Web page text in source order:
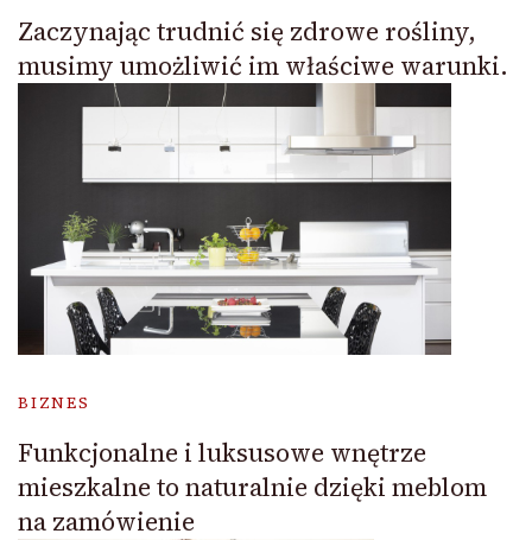
Zaczynając trudnić się zdrowe rośliny,
musimy umożliwić im właściwe warunki.
BIZNES
Funkcjonalne i luksusowe wnętrze
mieszkalne to naturalnie dzięki meblom
na zamówienie